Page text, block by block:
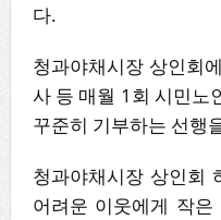
다.
청과야채시장 상인회
사 등 매월 1회 시민노
꾸준히 기부하는 선행
청과야채시장 상인회
어려운 이웃에게 작